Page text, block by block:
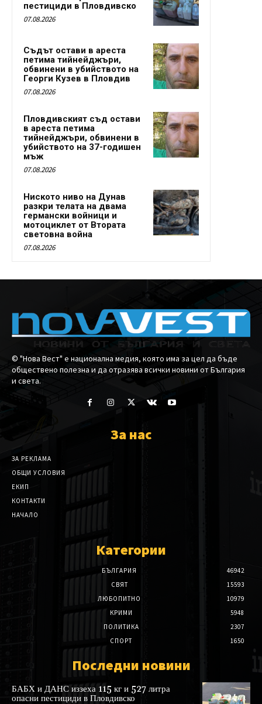
пестициди в Пловдивско
07.08.2026
Съдът остави в ареста
петима тийнейджъри,
обвинени в убийството на
Георги Кузев в Пловдив
07.08.2026
Пловдивският съд остави
в ареста петима
тийнейджъри, обвинени в
убийството на 37-годишен
мъж
07.08.2026
Ниското ниво на Дунав
разкри телата на двама
германски войници и
мотоциклет от Втората
световна война
07.08.2026
© "Нова Вест" е национална медия, която има за цел да бъде
обществено полезна и да отразява всички новини от България
и света.
За нас
ЗА РЕКЛАМА
ОБЩИ УСЛОВИЯ
ЕКИП
КОНТАКТИ
НАЧАЛО
Категории
БЪЛГАРИЯ
46942
СВЯТ
15593
ЛЮБОПИТНО
10979
КРИМИ
5948
ПОЛИТИКА
2307
СПОРТ
1650
Последни новини
БАБХ и ДАНС иззеха 115 кг и 527 литра
опасни пестициди в Пловдивско